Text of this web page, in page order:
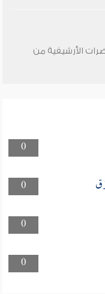
الأرشيفية من
0
0
0
0